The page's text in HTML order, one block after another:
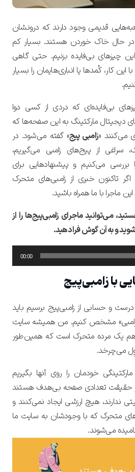
قدیمی وجود دارند که درونشان
در حال خاک خوردن هستند. بسیار کم
چیزهای بی‌فایده بزنیم. حتی گاهی
این کار، کُمدها یا انباری‌هایمان را بسیار
بی‌فایده‌ای که دردی از کسی دوا
دیجیتال مارکتینگ به این صفحه‌ها که
می‌کنند «زامبی پیج» گفته می‌‌شود. در
سراغی از پیج‌های زامبی می‌گیریم،
بررسی می‌کنیم و پیشنهادهایی برای
اگر تاکنون خبری از زامبی‌های متحرک
این ماجرا با ما همراه باشید.
می‌توانید ماجرای زامبی‌پیج‌ها را از
و به آن گوش فرا دهید.
00:00
با زامبی‌پیج
و حسابی از زامبی‌پیج برسیم باید
«زامبی» مشخص کنیم. من همیشه سایت
هم یک مرده متحرک است که همین‌طور
می‌چرخد.
خودمان را روی آنها بگیریم
حقیقت تعدادی صفحه بی‌هدف هستند
ندارند، هیچ ارزشی ایجاد نمی‌کنند و
متحرک که با وجودشان به سایت ما
می‌شوند.